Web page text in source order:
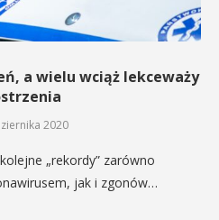
a wielu wciąż lekceważy
2020
„rekordy” zarówno
jak i zgonów…